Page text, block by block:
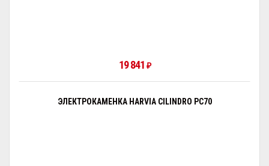
19 841 ₽
ЭЛЕКТРОКАМЕНКА HARVIA CILINDRO PC70